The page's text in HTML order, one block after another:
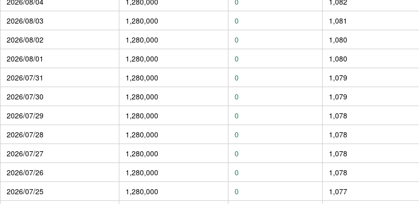
2026/08/03
1,280,000 0 1,081
2026/08/02
1,280,000 0 1,080
2026/08/01
1,280,000 0 1,080
2026/07/31
1,280,000 0 1,079
2026/07/30
1,280,000 0 1,079
2026/07/29
1,280,000 0 1,078
2026/07/28
1,280,000 0 1,078
2026/07/27
1,280,000 0 1,078
2026/07/26
1,280,000 0 1,078
2026/07/25
1,280,000 0 1,077